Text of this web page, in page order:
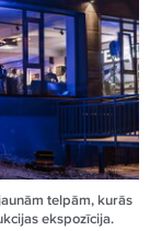
telpām, kurās
ekspozīcija.